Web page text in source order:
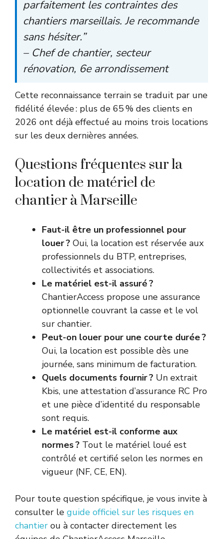
parfaitement les contraintes des
chantiers marseillais. Je recommande
sans hésiter.”
– Chef de chantier, secteur
rénovation, 6e arrondissement
Cette reconnaissance terrain se traduit par une
fidélité élevée : plus de 65 % des clients en
2026 ont déjà effectué au moins trois locations
sur les deux dernières années.
Questions fréquentes sur la
location de matériel de
chantier à Marseille
Faut-il être un professionnel pour
louer ? Oui, la location est réservée aux
professionnels du BTP, entreprises,
collectivités et associations.
Le matériel est-il assuré ?
ChantierAccess propose une assurance
optionnelle couvrant la casse et le vol
sur chantier.
Peut-on louer pour une courte durée ?
Oui, la location est possible dès une
journée, sans minimum de facturation.
Quels documents fournir ? Un extrait
Kbis, une attestation d’assurance RC Pro
et une pièce d’identité du responsable
sont requis.
Le matériel est-il conforme aux
normes ? Tout le matériel loué est
contrôlé et certifié selon les normes en
vigueur (NF, CE, EN).
Pour toute question spécifique, je vous invite à
consulter le guide officiel sur les risques en
chantier ou à contacter directement les